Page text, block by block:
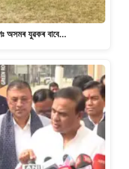
অসমৰ যুৱকৰ বাবে…